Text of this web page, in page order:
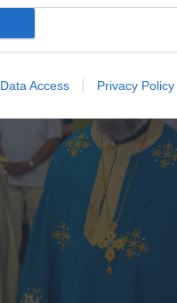
Data Access Privacy Policy